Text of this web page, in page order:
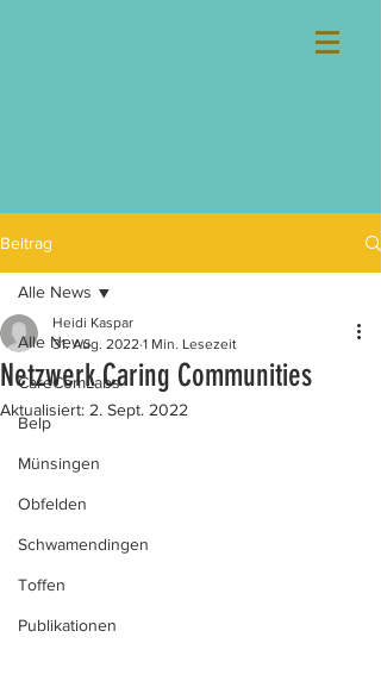
Beitrag
Alle News
CareComLabs
Belp
Münsingen
Obfelden
Schwamendingen
Toffen
Publikationen
Alle News
Netzwerk Caring Communities
Heidi Kaspar
31. Aug. 2022 1 Min. Lesezeit
Aktualisiert: 2. Sept. 2022